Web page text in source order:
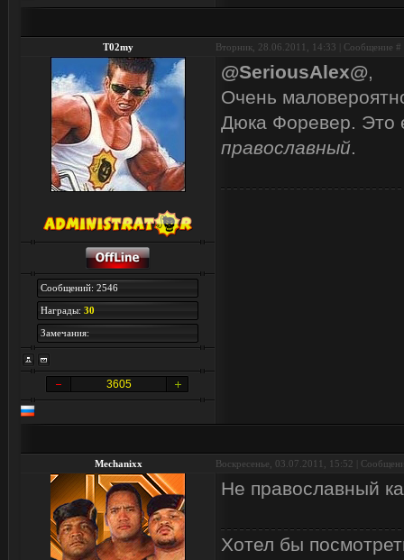
T02my Вторник, 28.06.2011, 14:33 | Сообщение #
Сообщений: 2546
Награды: 30
Замечания:
3605
@SeriousAlex@,
Очень
Дюка Форевер. Это
православный.
Mechanixx Воскресенье, 03.07.2011, 15:52 |
Не православный
Хотел бы